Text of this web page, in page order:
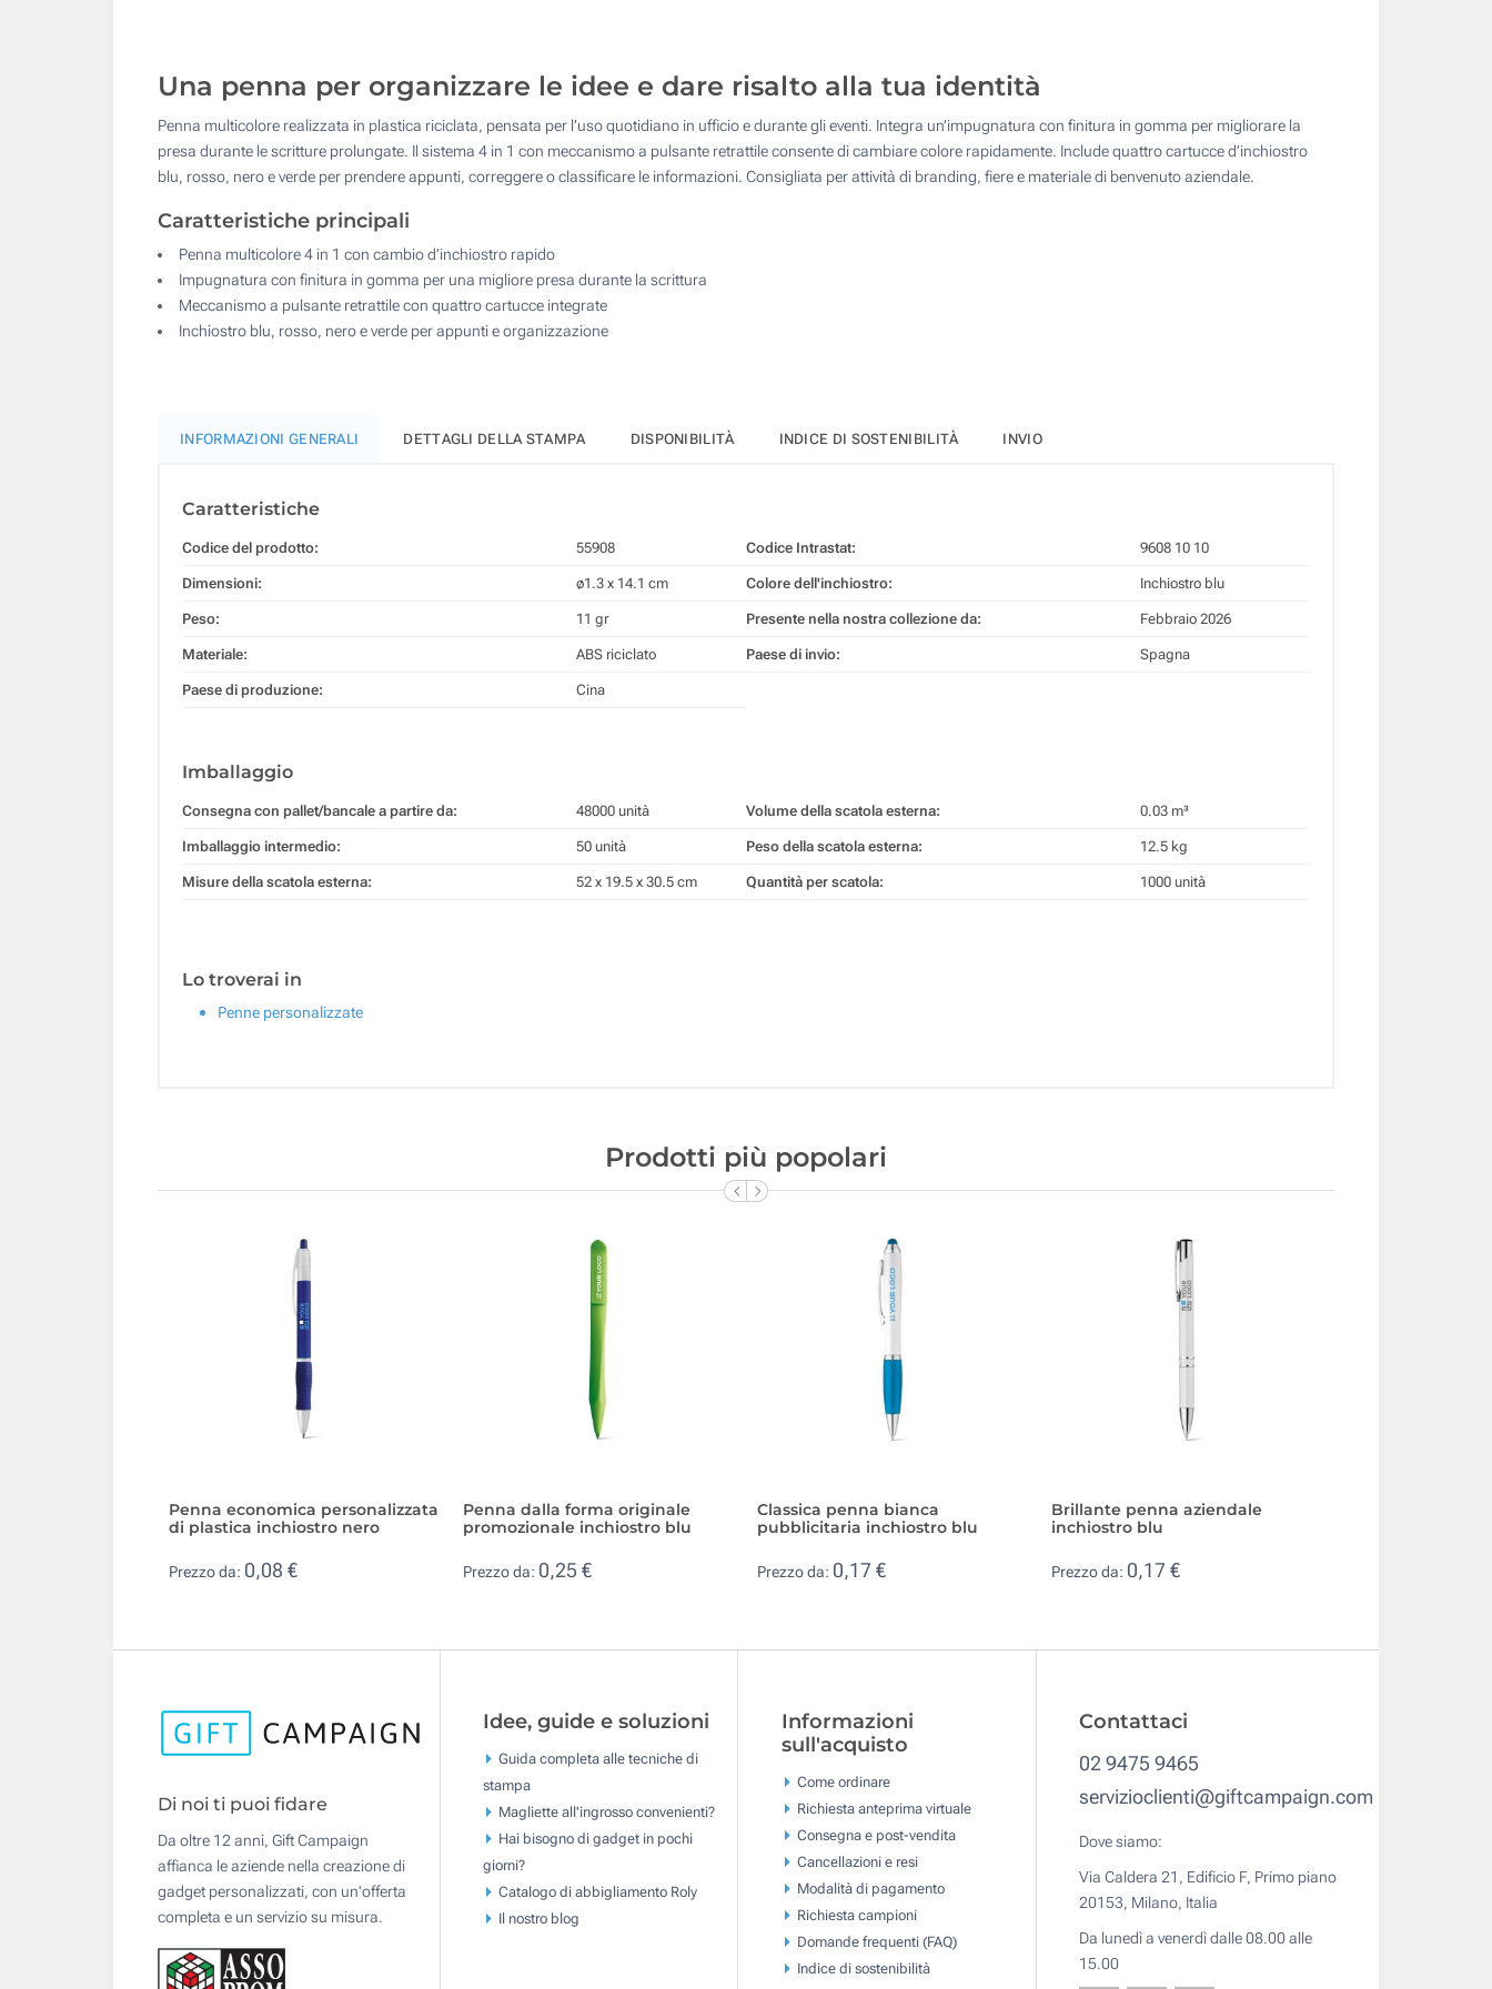
Quantità desiderata :
Aggiorna
Una penna per organizzare le idee e dare risalto alla tua identità
Penna multicolore realizzata in plastica riciclata, pensata per l’uso quotidiano in ufficio e durante gli eventi. Integra un’impugnatura con finitura in gomma per migliorare la
presa durante le scritture prolungate. Il sistema 4 in 1 con meccanismo a pulsante retrattile consente di cambiare colore rapidamente. Include quattro cartucce d’inchiostro
blu, rosso, nero e verde per prendere appunti, correggere o classificare le informazioni. Consigliata per attività di branding, fiere e materiale di benvenuto aziendale.
Caratteristiche principali
Penna multicolore 4 in 1 con cambio d’inchiostro rapido
Impugnatura con finitura in gomma per una migliore presa durante la scrittura
Meccanismo a pulsante retrattile con quattro cartucce integrate
Inchiostro blu, rosso, nero e verde per appunti e organizzazione
INFORMAZIONI GENERALI DETTAGLI DELLA STAMPA DISPONIBILITÀ INDICE DI SOSTENIBILITÀ INVIO
Caratteristiche
Codice del prodotto: 55908
Dimensioni: ø1.3 x 14.1 cm
Peso: 11 gr
Materiale: ABS riciclato
Paese di produzione: Cina
Codice Intrastat: 9608 10 10
Colore dell'inchiostro: Inchiostro blu
Presente nella nostra collezione da: Febbraio 2026
Paese di invio: Spagna
Imballaggio
Consegna con pallet/bancale a partire da: 48000 unità
Imballaggio intermedio: 50 unità
Misure della scatola esterna: 52 x 19.5 x 30.5 cm
Volume della scatola esterna: 0.03 m³
Peso della scatola esterna: 12.5 kg
Quantità per scatola: 1000 unità
Lo troverai in
Penne personalizzate
Prodotti più popolari
Penna economica personalizzata
di plastica inchiostro nero
Prezzo da: 0,08 €
Penna dalla forma originale
promozionale inchiostro blu
Prezzo da: 0,25 €
Classica penna bianca
pubblicitaria inchiostro blu
Prezzo da: 0,17 €
Brillante penna aziendale
inchiostro blu
Prezzo da: 0,17 €
Di noi ti puoi fidare
Da oltre 12 anni, Gift Campaign
affianca le aziende nella creazione di
gadget personalizzati, con un'offerta
completa e un servizio su misura.
Idee, guide e soluzioni
Guida completa alle tecniche di
stampa
Magliette all'ingrosso convenienti?
Hai bisogno di gadget in pochi
giorni?
Catalogo di abbigliamento Roly
Il nostro blog
Informazioni
sull'acquisto
Come ordinare
Richiesta anteprima virtuale
Consegna e post-vendita
Cancellazioni e resi
Modalità di pagamento
Richiesta campioni
Domande frequenti (FAQ)
Indice di sostenibilità
Contattaci
02 9475 9465
servizioclienti@giftcampaign.com
Dove siamo:
Via Caldera 21, Edificio F, Primo piano
20153, Milano, Italia
Da lunedì a venerdì dalle 08.00 alle
15.00